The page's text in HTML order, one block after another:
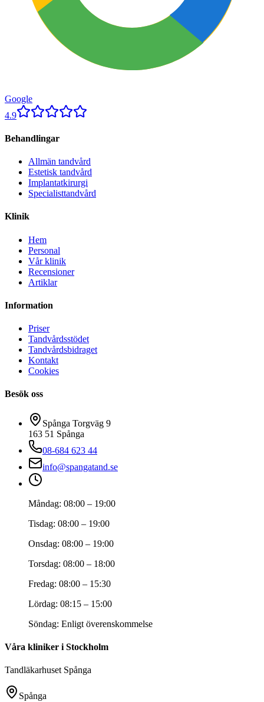
Google
4.9
Behandlingar
Allmän tandvård
Estetisk tandvård
Implantatkirurgi
Specialisttandvård
Klinik
Hem
Personal
Vår klinik
Recensioner
Artiklar
Information
Priser
Tandvårdsstödet
Tandvårdsbidraget
Kontakt
Cookies
Besök oss
Spånga Torgväg 9
163 51 Spånga
08-684 623 44
info@spangatand.se
Måndag: 08:00 – 19:00
Tisdag: 08:00 – 19:00
Onsdag: 08:00 – 19:00
Torsdag: 08:00 – 18:00
Fredag: 08:00 – 15:30
Lördag: 08:15 – 15:00
Söndag: Enligt överenskommelse
Våra kliniker i Stockholm
Tandläkarhuset Spånga
Spånga